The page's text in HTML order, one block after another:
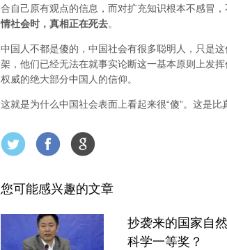
合自己原有观点的信息，而对扩充知识根本不感冒
情社会时，真相正在死去。
中国人不都是傻的，中国社会有很多聪明人，只是
架，他们已经无法在就事实论断这一基本原则上发
权威的绝大部分中国人的信仰。
这就是为什么中国社会表面上看起来很“傻”。这是比
您可能感兴趣的文章
抄袭来的国家自然
科学一等奖？